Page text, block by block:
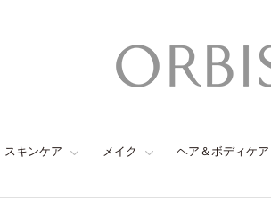
スキンケア メイク ヘア＆ボディケア